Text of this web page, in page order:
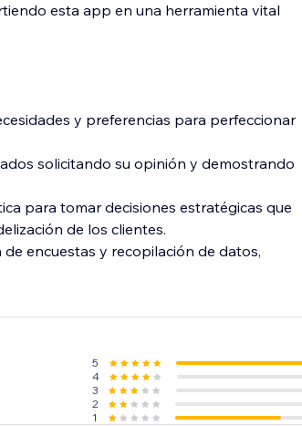
esta app en una herramienta vital
y preferencias para perfeccionar
solicitando su opinión y demostrando
para tomar decisiones estratégicas que
de los clientes.
encuestas y recopilación de datos,
5
4
3
2
1